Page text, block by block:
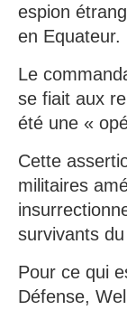
espion
en Equateur.
Le
se fiait aux
été une «
Cette
militaires
survivants
Pour ce qui
Défense,